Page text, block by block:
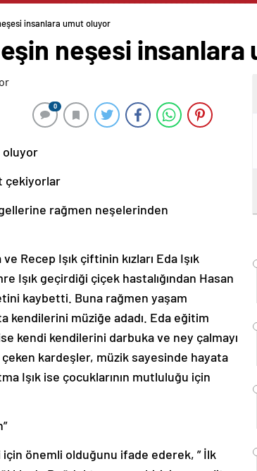
insanlara umut oluyor
neşesi insanlara
0
oluyor
çekiyorlar
rağmen neşelerinden
Recep Işık çiftinin kızları Eda Işık
Işık geçirdiği çiçek hastalığından Hasan
kaybetti. Buna rağmen yaşam
kendilerini müziğe adadı. Eda eğitim
kendi kendilerini darbuka ve ney çalmayı
kardeşler, müzik sayesinde hayata
Işık ise çocuklarının mutluluğu için
için önemli olduğunu ifade ederek, ” İlk